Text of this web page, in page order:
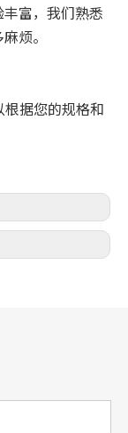
富，我们熟悉
烦。
据您的规格和